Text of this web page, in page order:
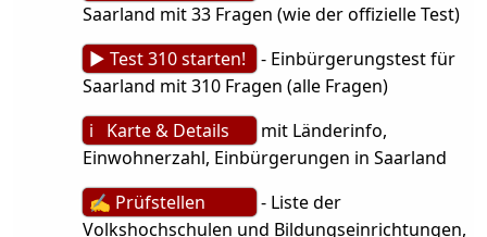
Saarland mit 33 Fragen (wie der offizielle Test)
► Test 310 starten!
- Einbürgerungstest für
Saarland mit 310 Fragen (alle Fragen)
ℹ Karte & Details
mit Länderinfo,
Einwohnerzahl, Einbürgerungen in Saarland
✍ Prüfstellen
- Liste der
Volkshochschulen und Bildungseinrichtungen,